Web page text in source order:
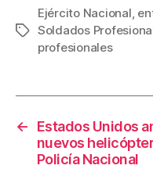
c
e
o
o
k
tt
er
ail
e
Etiquetas
Ejército Nacional,
Soldados
profesionales
←
Estados Unidos
nuevos
Policía Nacional